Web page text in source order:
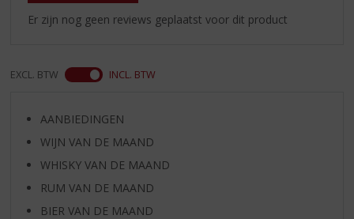
Er zijn nog geen reviews geplaatst voor dit product
EXCL. BTW INCL. BTW
AANBIEDINGEN
WIJN VAN DE MAAND
WHISKY VAN DE MAAND
RUM VAN DE MAAND
BIER VAN DE MAAND